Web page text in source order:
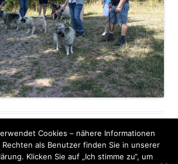
Cookies – nähere Informationen
als Benutzer finden Sie in unserer
Klicken Sie auf „Ich stimme zu“, um